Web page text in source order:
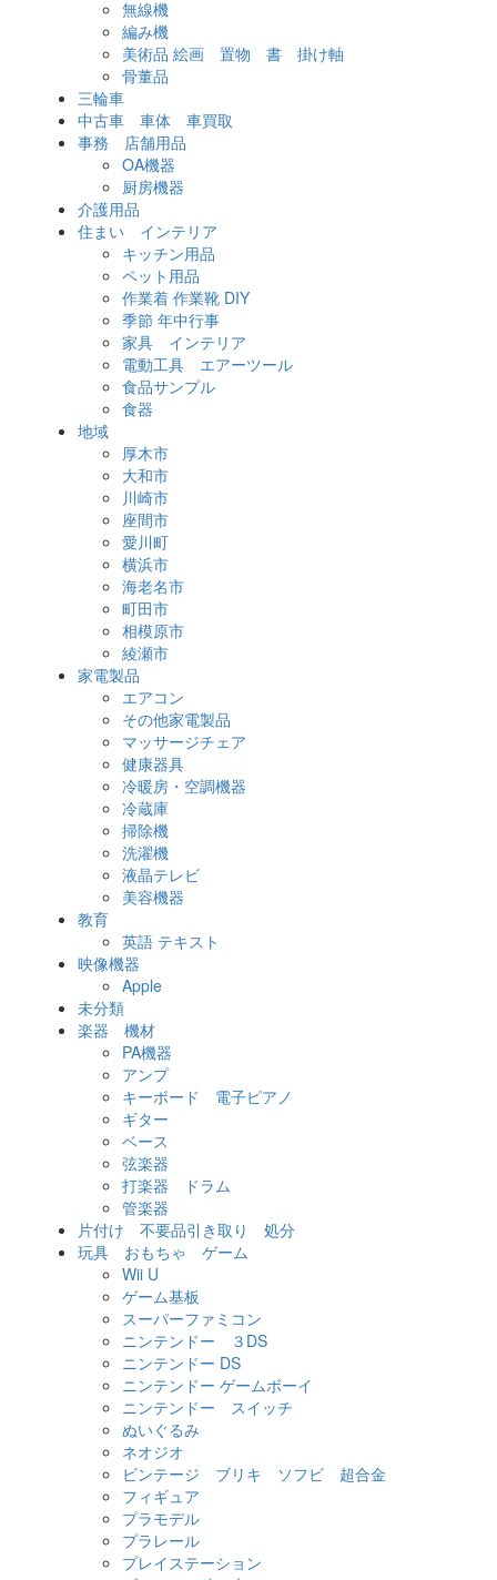
無線機
編み機
美術品 絵画 置物 書 掛け軸
骨董品
三輪車
中古車 車体 車買取
事務 店舗用品
OA機器
厨房機器
介護用品
住まい インテリア
キッチン用品
ペット用品
作業着 作業靴 DIY
季節 年中行事
家具 インテリア
電動工具 エアーツール
食品サンプル
食器
地域
厚木市
大和市
川崎市
座間市
愛川町
横浜市
海老名市
町田市
相模原市
綾瀬市
家電製品
エアコン
その他家電製品
マッサージチェア
健康器具
冷暖房・空調機器
冷蔵庫
掃除機
洗濯機
液晶テレビ
美容機器
教育
英語 テキスト
映像機器
Apple
未分類
楽器 機材
PA機器
アンプ
キーボード 電子ピアノ
ギター
ベース
弦楽器
打楽器 ドラム
管楽器
片付け 不要品引き取り 処分
玩具 おもちゃ ゲーム
Wii U
ゲーム基板
スーパーファミコン
ニンテンドー ３DS
ニンテンドー DS
ニンテンドー ゲームボーイ
ニンテンドー スイッチ
ぬいぐるみ
ネオジオ
ビンテージ ブリキ ソフビ 超合金
フィギュア
プラモデル
プラレール
プレイステーション